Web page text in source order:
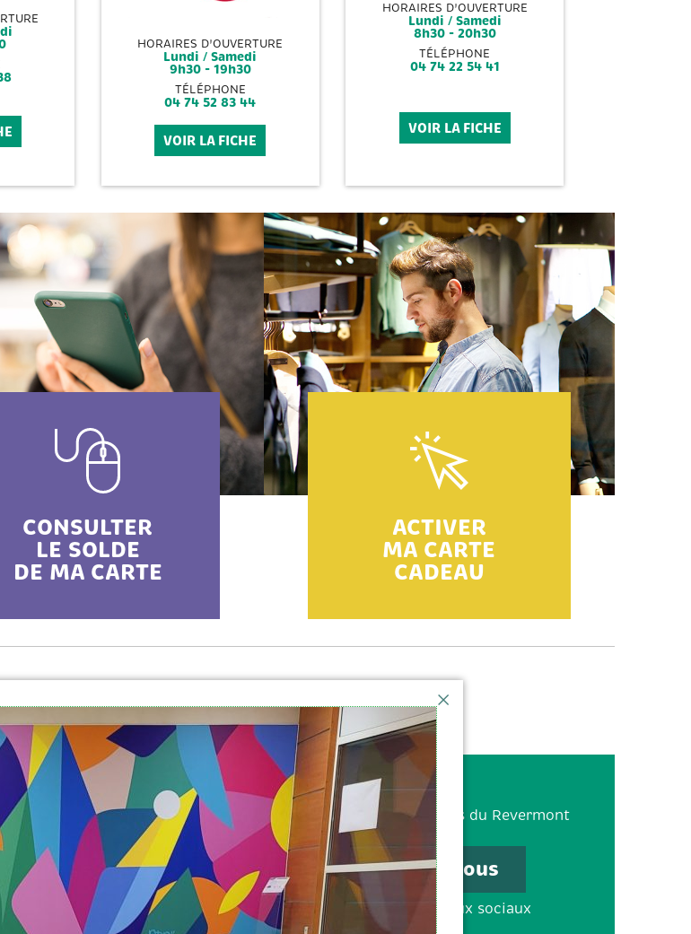
HORAIRES D'OUVERTURE
Lundi / Samedi
9h30 - 19h30
TÉLÉPHONE
04 74 52 83 44
VOIR LA FICHE
HORAIRES D'OUVERTURE
Lundi / Samedi
8h30 - 20h30
TÉLÉPHONE
04 74 22 54 41
VOIR LA FICHE
CONSULTER
LE SOLDE
DE MA CARTE
ACTIVER
MA CARTE
CADEAU
49 commerces &
restaurantsdans
votre centre
commercial
1380 Boulevard des Crêtes du Revermont
01000 Bourg-en-Bresse
Contactez-nous
Suivez-nous sur les réseaux sociaux